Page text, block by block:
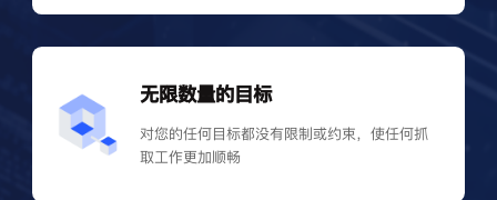
无限数量的目标
对您的任何目标都没有限制或约束，使任何抓
取工作更加顺畅